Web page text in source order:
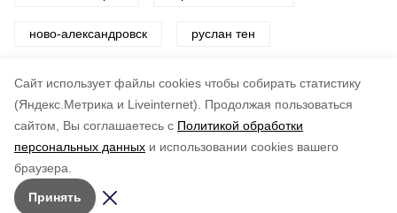
Cайт использует файлы cookies чтобы собирать статистику
(Яндекс.Метрика и Liveinternet).
Продолжая пользоваться
сайтом, Вы соглашаетесь с Политикой обработки
персональных данных и использовании cookies вашего
браузера.
Принять
ново-александровск руслан тен
Авторы: Юлия Вятржик
по оценке
5